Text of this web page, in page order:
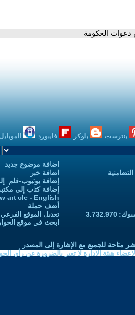
دعوات الحكومة
بنترست بلوكر فليبورد الموبايل
اضافة موضوع جديد
اضافة خبر
إضافة يوتيوب-فلم
إضافة كتاب إلى
article - English
أضف حملة
تعديل الموقع
ابحث في موقع
متاحة للجميع مع الإشارة إلى المصدر
هيئة الادارة لا تعبر بالضرورة عن رأي